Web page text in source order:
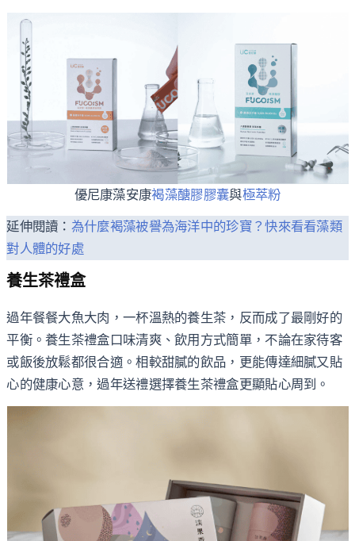
優尼康藻安康褐藻醣膠膠囊與極萃粉
延伸閱讀： 為什麼褐藻被譽為海洋中的珍寶？快來看看藻類
對人體的好處
養生茶禮盒
過年餐餐大魚大肉，一杯溫熱的養生茶，反而成了最剛好的
平衡。養生茶禮盒口味清爽、飲用方式簡單，不論在家待客
或飯後放鬆都很合適。相較甜膩的飲品，更能傳達細膩又貼
心的健康心意，過年送禮選擇養生茶禮盒更顯貼心周到。